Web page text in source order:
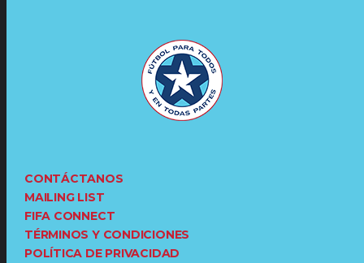
CONTÁCTANOS
MAILING LIST
FIFA CONNECT
TÉRMINOS Y CONDICIONES
POLÍTICA DE PRIVACIDAD